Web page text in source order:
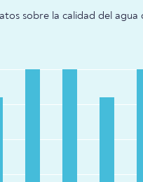
sobre la calidad del